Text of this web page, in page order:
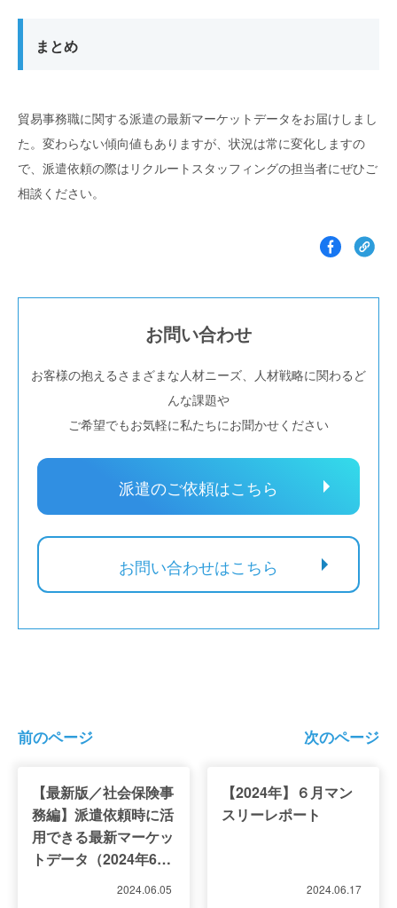
まとめ
貿易事務職に関する派遣の最新マーケットデータをお届けしまし
た。変わらない傾向値もありますが、状況は常に変化しますの
で、派遣依頼の際はリクルートスタッフィングの担当者にぜひご
相談ください。
お問い合わせ
お客様の抱えるさまざまな人材ニーズ、人材戦略に関わるど
んな課題や
ご希望でもお気軽に私たちにお聞かせください
派遣のご依頼はこちら
お問い合わせはこちら
前のページ
【最新版／社会保険事
務編】派遣依頼時に活
用できる最新マーケッ
トデータ（2024年6月
2024.06.05
次のページ
【2024年】６月マン
スリーレポート
2024.06.17